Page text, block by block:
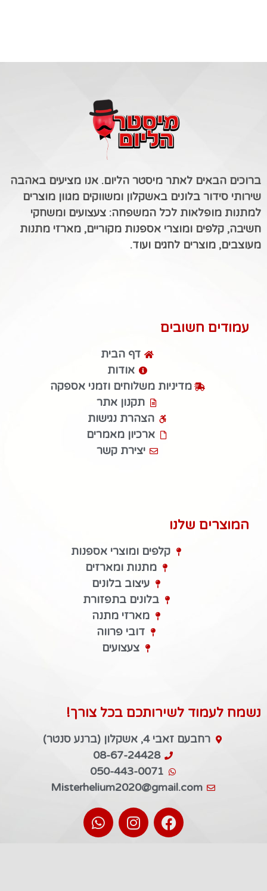
ברוכים הבאים לאתר מיסטר הליום. אנו מציעים באהבה
שירותי סידור בלונים באשקלון ומשווקים מגוון מוצרים
למתנות מופלאות לכל המשפחה: צעצועים ומשחקי
חשיבה, קלפים ומוצרי אספנות מקוריים, מארזי מתנות
מעוצבים, מוצרים לחגים ועוד.
עמודים חשובים
דף הבית
אודות
מדיניות משלוחים וזמני אספקה
תקנון אתר
הצהרת נגישות
ארכיון מאמרים
יצירת קשר
המוצרים שלנו
קלפים ומוצרי אספנות
מתנות ומארזים
עיצוב בלונים
בלונים בתפזורת
מארזי מתנה
דובי פרווה
צעצועים
נשמח לעמוד לשירותכם בכל צורך!
רחבעם זאבי 4, אשקלון (ברנע סנטר)
08-67-24428
050-443-0071
Misterhelium2020@gmail.com